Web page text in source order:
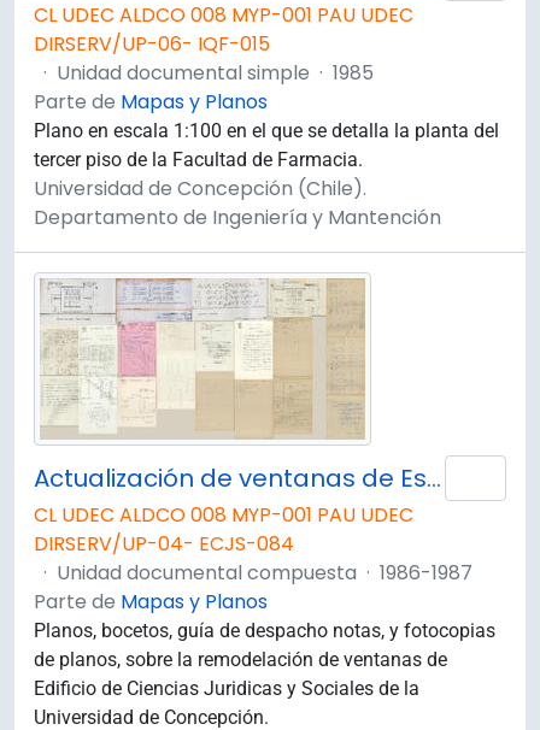
CL UDEC ALDCO 008 MYP-001 PAU UDEC
DIRSERV/UP-06- IQF-015
· Unidad documental simple · 1985
Parte de Mapas y Planos
Plano en escala 1:100 en el que se detalla la planta del
tercer piso de la Facultad de Farmacia.
Universidad de Concepción (Chile).
Departamento de Ingeniería y Mantención
Actualización de ventanas de Escuela de Ciencias Jurídicas y Sociales.
CL UDEC ALDCO 008 MYP-001 PAU UDEC
DIRSERV/UP-04- ECJS-084
· Unidad documental compuesta · 1986-1987
Parte de Mapas y Planos
Planos, bocetos, guía de despacho notas, y fotocopias
de planos, sobre la remodelación de ventanas de
Edificio de Ciencias Juridicas y Sociales de la
Universidad de Concepción.